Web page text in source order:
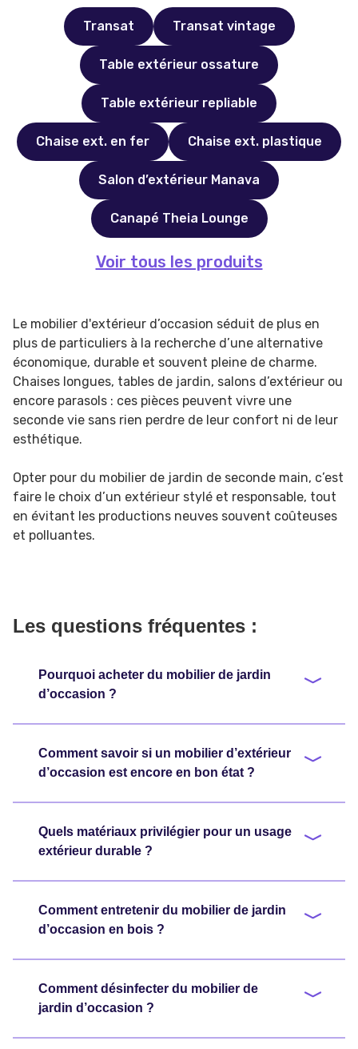
Transat Transat vintage
Table extérieur ossature
Table extérieur repliable
Chaise ext. en fer Chaise ext. plastique
Salon d’extérieur Manava
Canapé Theia Lounge
Voir tous les produits
Le mobilier d'extérieur d’occasion séduit de plus en
plus de particuliers à la recherche d’une alternative
économique, durable et souvent pleine de charme.
Chaises longues, tables de jardin, salons d’extérieur ou
encore parasols : ces pièces peuvent vivre une
seconde vie sans rien perdre de leur confort ni de leur
esthétique.
Opter pour du mobilier de jardin de seconde main, c’est
faire le choix d’un extérieur stylé et responsable, tout
en évitant les productions neuves souvent coûteuses
et polluantes.
Les questions fréquentes :
Pourquoi acheter du mobilier de jardin
d’occasion ?
Comment savoir si un mobilier d’extérieur
d’occasion est encore en bon état ?
Quels matériaux privilégier pour un usage
extérieur durable ?
Comment entretenir du mobilier de jardin
d’occasion en bois ?
Comment désinfecter du mobilier de
jardin d’occasion ?